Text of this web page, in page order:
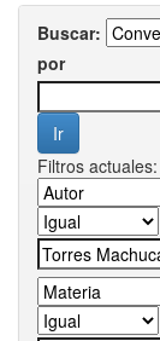
Buscar:
por
Filtros actuales: